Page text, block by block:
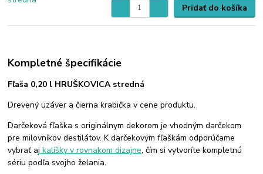
Pridať do košíka
Kompletné špecifikácie
Fľaša 0,20 l HRUŠKOVICA stredná
Drevený uzáver a čierna krabička v cene produktu.
Darčeková fľaška s originálnym dekorom je vhodným darčekom
pre milovníkov destilátov. K darčekovým fľaškám odporúčame
vybrať aj kalíšky v rovnakom dizajne, čím si vytvoríte kompletnú
sériu podľa svojho želania.